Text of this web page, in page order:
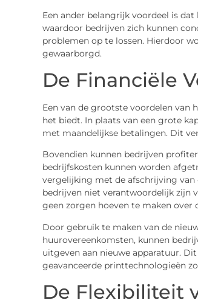
Een ander belangrijk voordeel is
waardoor bedrijven zich kunnen
problemen op te lossen. Hierdoor
gewaarborgd.
De Financiële
Een van de grootste voordelen van
het biedt. In plaats van een grote
met maandelijkse betalingen. Dit
Bovendien kunnen bedrijven
bedrijfskosten kunnen worden
vergelijking met de afschrijving
bedrijven niet verantwoordelijk zijn
geen zorgen hoeven te maken
Door gebruik te maken van de
huurovereenkomsten, kunnen
uitgeven aan nieuwe apparatuur.
geavanceerde printtechnologieën
De Flexibiliteit